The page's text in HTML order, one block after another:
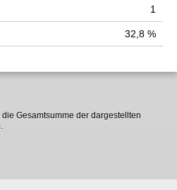
1
32,8 %
Gesamtsumme der dargestellten